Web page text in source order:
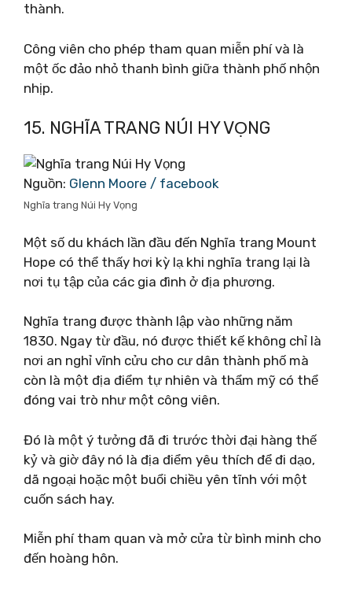
thành.
Công viên cho phép tham quan miễn phí và là
một ốc đảo nhỏ thanh bình giữa thành phố nhộn
nhịp.
15. NGHĨA TRANG NÚI HY VỌNG
Nguồn: Glenn Moore / facebook
Nghĩa trang Núi Hy Vọng
Một số du khách lần đầu đến Nghĩa trang Mount
Hope có thể thấy hơi kỳ lạ khi nghĩa trang lại là
nơi tụ tập của các gia đình ở địa phương.
Nghĩa trang được thành lập vào những năm
1830. Ngay từ đầu, nó được thiết kế không chỉ là
nơi an nghỉ vĩnh cửu cho cư dân thành phố mà
còn là một địa điểm tự nhiên và thẩm mỹ có thể
đóng vai trò như một công viên.
Đó là một ý tưởng đã đi trước thời đại hàng thế
kỷ và giờ đây nó là địa điểm yêu thích để đi dạo,
dã ngoại hoặc một buổi chiều yên tĩnh với một
cuốn sách hay.
Miễn phí tham quan và mở cửa từ bình minh cho
đến hoàng hôn.